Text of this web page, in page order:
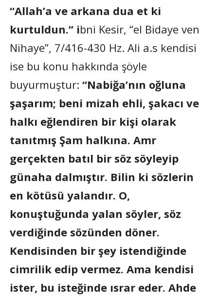
“Allah’a ve arkana dua et ki
kurtuldun.” ibni Kesir, “el Bidaye ven
Nihaye”, 7/416-430 Hz. Ali a.s kendisi
ise bu konu hakkında şöyle
buyurmuştur: “Nabiğa’nın oğluna
şaşarım; beni mizah ehli, şakacı ve
halkı eğlendiren bir kişi olarak
tanıtmış Şam halkına. Amr
gerçekten batıl bir söz söyleyip
günaha dalmıştır. Bilin ki sözlerin
en kötüsü yalandır. O,
konuştuğunda yalan söyler, söz
verdiğinde sözünden döner.
Kendisinden bir şey istendiğinde
cimrilik edip vermez. Ama kendisi
ister, bu isteğinde ısrar eder. Ahde